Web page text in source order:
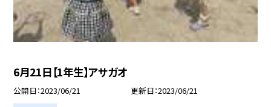
6月21日【1年生】アサガオ
公開日 2023/06/21 更新日 2023/06/21